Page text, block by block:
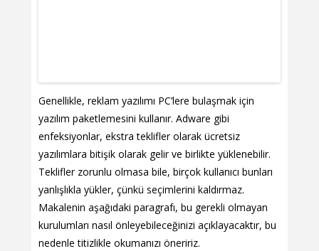
Genellikle, reklam yazılımı PC’lere bulaşmak için
yazılım paketlemesini kullanır. Adware gibi
enfeksiyonlar, ekstra teklifler olarak ücretsiz
yazılımlara bitişik olarak gelir ve birlikte yüklenebilir.
Teklifler zorunlu olmasa bile, birçok kullanıcı bunları
yanlışlıkla yükler, çünkü seçimlerini kaldırmaz.
Makalenin aşağıdaki paragrafı, bu gerekli olmayan
kurulumları nasıl önleyebileceğinizi açıklayacaktır, bu
nedenle titizlikle okumanızı öneririz.